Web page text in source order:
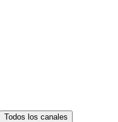
Todos los canales